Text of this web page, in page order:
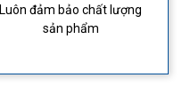
Luôn đảm bảo chất lượng
sản phẩm